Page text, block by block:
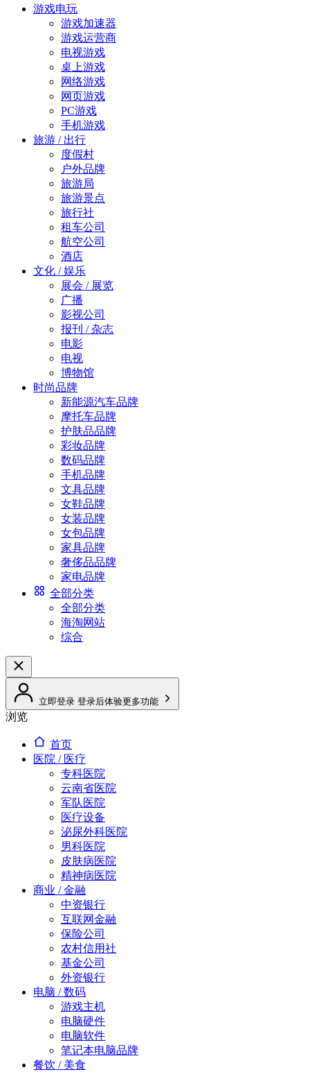
游戏电玩
游戏加速器
游戏运营商
电视游戏
桌上游戏
网络游戏
网页游戏
PC游戏
手机游戏
旅游 / 出行
度假村
户外品牌
旅游局
旅游景点
旅行社
租车公司
航空公司
酒店
文化 / 娱乐
展会 / 展览
广播
影视公司
报刊 / 杂志
电影
电视
博物馆
时尚品牌
新能源汽车品牌
摩托车品牌
护肤品品牌
彩妆品牌
数码品牌
手机品牌
文具品牌
女鞋品牌
女装品牌
女包品牌
家具品牌
奢侈品品牌
家电品牌
全部分类
全部分类
海淘网站
综合
立即登录 登录后体验更多功能
浏览
首页
医院 / 医疗
专科医院
云南省医院
军队医院
医疗设备
泌尿外科医院
男科医院
皮肤病医院
精神病医院
商业 / 金融
中资银行
互联网金融
保险公司
农村信用社
基金公司
外资银行
电脑 / 数码
游戏主机
电脑硬件
电脑软件
笔记本电脑品牌
餐饮 / 美食